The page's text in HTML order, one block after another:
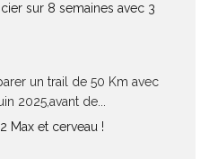
sur 8 semaines avec 3
un trail de 50 Km avec
2025,avant de...
Max et cerveau !